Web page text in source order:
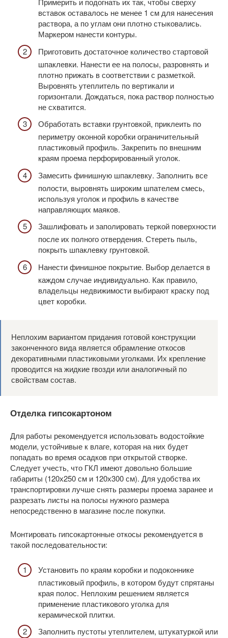
вставок оставалось не менее 1 см для нанесения
раствора, а по углам они плотно стыковались.
Маркером нанести контуры.
Приготовить достаточное количество стартовой
шпаклевки. Нанести ее на полосы, разровнять и
плотно прижать в соответствии с разметкой.
Выровнять утеплитель по вертикали и
горизонтали. Дождаться, пока раствор полностью
не схватится.
Обработать вставки грунтовкой, приклеить по
периметру оконной коробки ограничительный
пластиковый профиль. Закрепить по внешним
краям проема перфорированный уголок.
Замесить финишную шпаклевку. Заполнить все
полости, выровнять широким шпателем смесь,
используя уголок и профиль в качестве
направляющих маяков.
Зашлифовать и заполировать теркой поверхности
после их полного отвердения. Стереть пыль,
покрыть шпаклевку грунтовкой.
Нанести финишное покрытие. Выбор делается в
каждом случае индивидуально. Как правило,
владельцы недвижимости выбирают краску под
цвет коробки.
Неплохим вариантом придания готовой конструкции
законченного вида является обрамление откосов
декоративными пластиковыми уголками. Их крепление
проводится на жидкие гвозди или аналогичный по
свойствам состав.
Отделка гипсокартоном
Для работы рекомендуется использовать водостойкие
модели, устойчивые к влаге, которая на них будет
попадать во время осадков при открытой створке.
Следует учесть, что ГКЛ имеют довольно большие
габариты (120х250 см и 120х300 см). Для удобства их
транспортировки лучше снять размеры проема заранее и
разрезать листы на полосы нужного размера
непосредственно в магазине после покупки.
Монтировать гипсокартонные откосы рекомендуется в
такой последовательности:
Установить по краям коробки и подоконнике
пластиковый профиль, в котором будут спрятаны
края полос. Неплохим решением является
применение пластикового уголка для
керамической плитки.
Заполнить пустоты утеплителем, штукатуркой или